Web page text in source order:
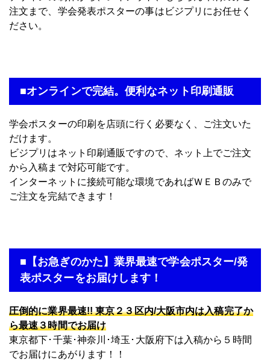
注文まで、学会発表ポスターの事はビジプリにお任せく
ださい。
■オンラインで完結。便利なネット印刷通販
学会ポスターの印刷を店頭に行く必要なく、ご注文いた
だけます。
ビジプリはネット印刷通販ですので、ネット上でご注文
から入稿まで対応可能です。
インターネットに接続可能な環境であればＷＥＢのみで
ご注文を完結できます！
■【お急ぎのかた】業界最速で学会ポスター/発
表ポスターをお届けします！
圧倒的に業界最速!! 東京２３区内/大阪市内は入稿完了か
ら最速３時間でお届け
東京都下･千葉･神奈川･埼玉･大阪府下は入稿から５時間
でお届けにあがります！！